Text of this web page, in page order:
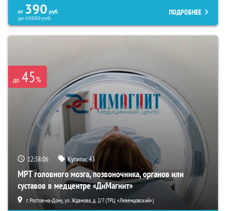
от 390 руб.
до19500руб.
ПОДРОБНЕЕ
до 45%
12:58:05 Купили:43
МРТ головного мозга, позвоночника, органов или
суставов в медцентре «ДиМагнит»
г. Ростов-на-Дону, ул. Жданова, д. 2/7 (ТРЦ «Левенцовский»)